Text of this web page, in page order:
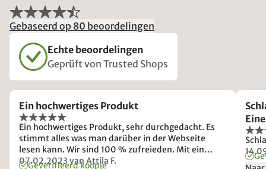
Gebaseerd op 80 beoordelingen
Echte beoordelingen
Geprüft von Trusted Shops
Ein hochwertiges Produkt
Ein hochwertiges Produkt, sehr durchgedacht. Es
stimmt alles was man darüber in der Webseite
lesen kann. Wir sind 100 % zufreieden. Mit ein
bischen geduld muss man die für sich richtige
07.02.2023 van Attila F.
Geverifieerd koopje